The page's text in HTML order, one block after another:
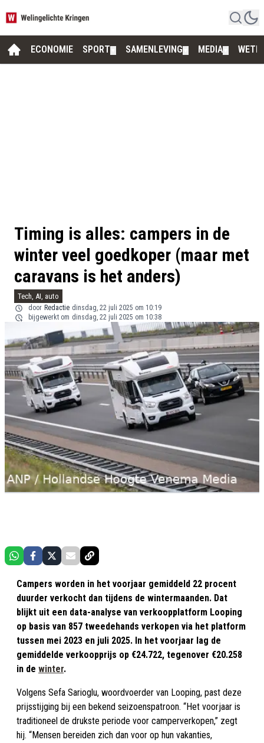
ECONOMIE SPORT SAMENLEVING MEDIA
Timing is alles: campers in de
winter veel goedkoper (maar met
caravans is het anders)
Tech, AI, auto
door Redactie dinsdag, 22 juli 2025 om 10:19
bijgewerkt om dinsdag, 22 juli 2025 om 10:38
Campers worden in het voorjaar gemiddeld 22 procent
duurder verkocht dan tijdens de wintermaanden. Dat
blijkt uit een data-analyse van verkoopplatform Looping
op basis van 857 tweedehands verkopen via het platform
tussen mei 2023 en juli 2025. In het voorjaar lag de
gemiddelde verkoopprijs op €24.722, tegenover €20.258
in de winter.
Volgens Sefa Sarioglu, woordvoerder van Looping, past deze
prijsstijging bij een bekend seizoenspatroon. “Het voorjaar is
traditioneel de drukste periode voor camperverkopen,” zegt
hij. “Mensen bereiden zich dan voor op hun vakanties,